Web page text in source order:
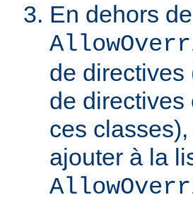
En dehors
de directives
de directives
ces
ajouter à la